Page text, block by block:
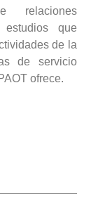
relaciones
que
de la
de servicio
ofrece.